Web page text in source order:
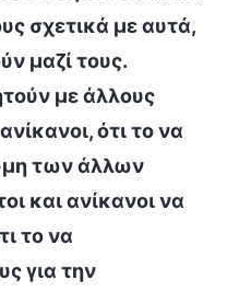
σχετικά με αυτά,
μαζί τους.
με άλλους
ότι το να
των άλλων
και ανίκανοι να
το να
για την